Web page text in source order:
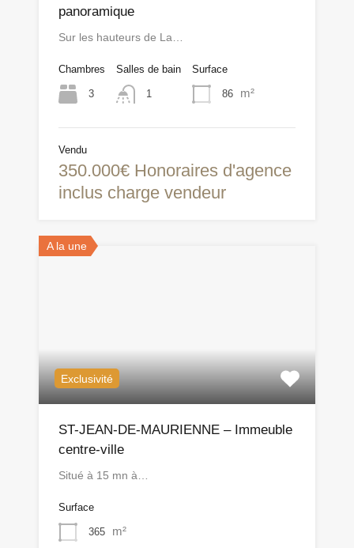
panoramique
Sur les hauteurs de La…
Chambres
3
Salles de bain
1
Surface
86 m²
Vendu
350.000€ Honoraires d'agence
inclus charge vendeur
A la une
Exclusivité
ST-JEAN-DE-MAURIENNE – Immeuble
centre-ville
Situé à 15 mn à…
Surface
365 m²